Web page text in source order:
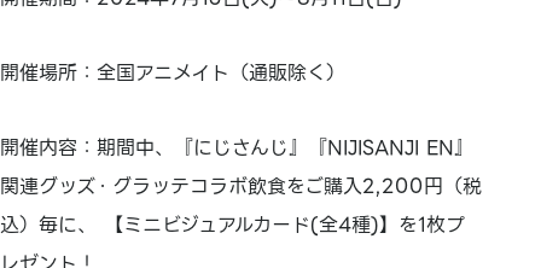
開催場所：全国アニメイト（通販除く）
開催内容：期間中、『にじさんじ』『NIJISANJI EN』
関連グッズ・グラッテコラボ飲食をご購入2,200円（税
込）毎に、 【ミニビジュアルカード(全4種)】を1枚プ